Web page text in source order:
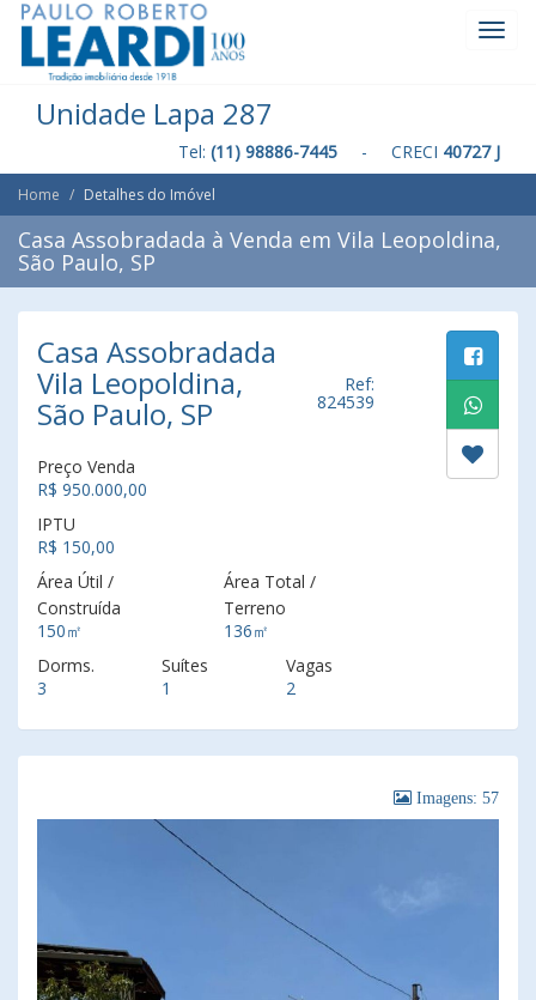
Unidade Lapa 287
Tel: (11) 98886-7445 - CRECI 40727 J
Home Detalhes do Imóvel
Casa Assobradada à Venda em Vila Leopoldina,
São Paulo, SP
Casa Assobradada
Vila Leopoldina,
São Paulo, SP
Ref:
824539
Preço Venda
R$ 950.000,00
IPTU
R$ 150,00
Área Útil /
Construída
150㎡
Área Total /
Terreno
136㎡
Dorms.
3
Suítes
1
Vagas
2
Imagens: 57